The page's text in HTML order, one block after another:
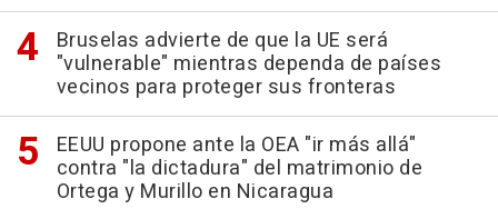
Bruselas advierte de que la UE será
"vulnerable" mientras dependa de países
vecinos para proteger sus fronteras
EEUU propone ante la OEA "ir más allá"
contra "la dictadura" del matrimonio de
Ortega y Murillo en Nicaragua